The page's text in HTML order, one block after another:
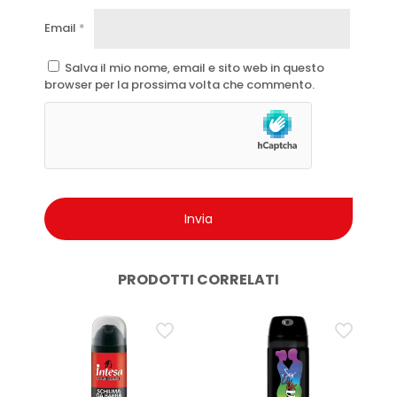
Azione protettiva in tutte le stagioni
Qualità garantita dal marchio Glicemille
Con ingredienti di origine vegetale
Ottimo come base per il make-up labbra
Email *
Salva il mio nome, email e sito web in questo
browser per la prossima volta che commento.
PRODOTTI CORRELATI